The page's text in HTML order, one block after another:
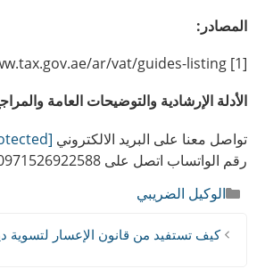
المصادر:
[1] https://www.tax.gov.ae/ar/vat/guides-listing
الأدلة الإرشادية والتوضيحات العامة
تواصل معنا على البريد الالكتروني [email protected]
رقم الواتساب اتصل على 00971526922588
التصنيفات
الوكيل الضريبي
كيف تستفيد من قانون الإعسار لتسوية